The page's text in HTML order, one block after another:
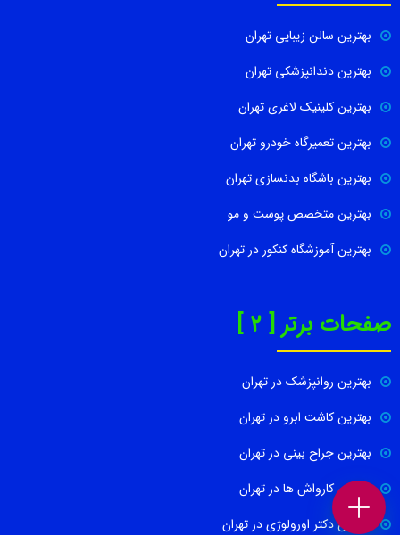
بهترین سالن زیبایی تهران
بهترین دندانپزشکی تهران
بهترین کلینیک لاغری تهران
بهترین تعمیرگاه خودرو تهران
بهترین باشگاه بدنسازی تهران
بهترین متخصص پوست و مو
بهترین آموزشگاه کنکور در تهران
صفحات برتر [ 2 ]
بهترین روانپزشک در تهران
بهترین کاشت ابرو در تهران
بهترین جراح بینی در تهران
بهترین کارواش ها در تهران
بهترین دکتر اورولوژی در تهران